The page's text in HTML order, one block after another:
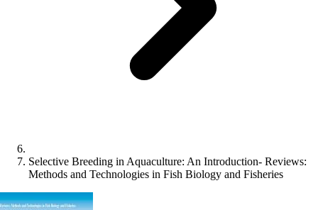
Selective Breeding in Aquaculture: An Introduction- Reviews:
Methods and Technologies in Fish Biology and Fisheries